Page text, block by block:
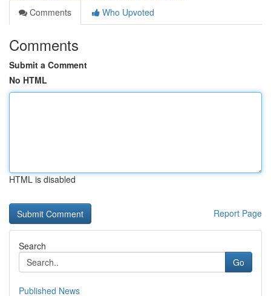
Comments
Who Upvoted
Comments
Submit a Comment
No HTML
HTML is disabled
Report Page
Search
Go
Published News